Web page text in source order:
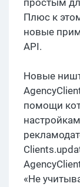
простым
Плюс к
новые
API.
Новые
помощи
«Не